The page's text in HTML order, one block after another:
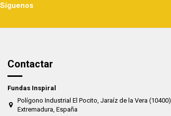
Síguenos
Contactar
Fundas Inspiral
Polígono Industrial El Pocito, Jaraíz de la Vera (10400)
Extremadura, España